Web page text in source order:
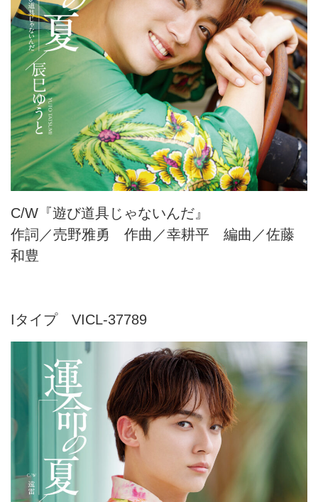
C/W『遊び道具じゃないんだ』
作詞／売野雅勇 作曲／幸耕平 編曲／佐藤
和豊
Iタイプ VICL-37789